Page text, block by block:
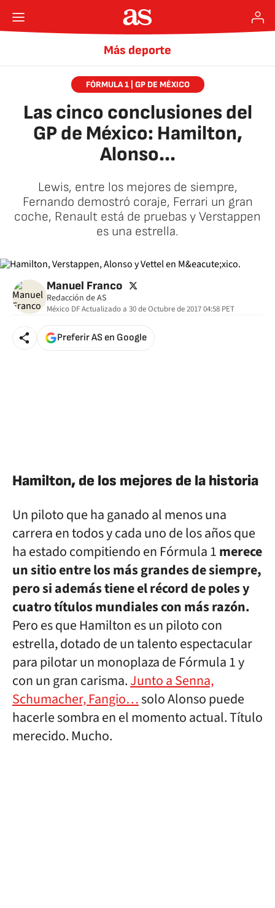
Más deporte
FÓRMULA 1 | GP DE MÉXICO
Las cinco conclusiones del
GP de México: Hamilton,
Alonso...
Lewis, entre los mejores de siempre,
Fernando demostró coraje, Ferrari un gran
coche, Renault está de pruebas y Verstappen
es una estrella.
Manuel Franco twitter
Redacción de AS
México DFActualizado a 30 de Octubre de 2017 04:58 PET
Preferir AS en Google
Hamilton, de los mejores de la historia
Un piloto que ha ganado al menos una
carrera en todos y cada uno de los años que
ha estado compitiendo en Fórmula 1merece
un sitio entre los más grandes de siempre,
pero si además tiene el récord de poles y
cuatro títulos mundiales con más razón.
Pero es que Hamilton es un piloto con
estrella, dotado de un talento espectacular
para pilotar un monoplaza de Fórmula 1 y
con un gran carisma.Junto a Senna,
Schumacher, Fangio…solo Alonso puede
hacerle sombra en el momento actual. Título
merecido. Mucho.